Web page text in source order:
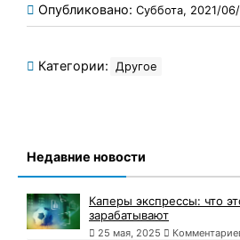
Опубликовано: Суббота, 2021/
Категории: Другое
Недавние новости
Каперы экспрессы: что
зарабатывают
25 мая, 2025